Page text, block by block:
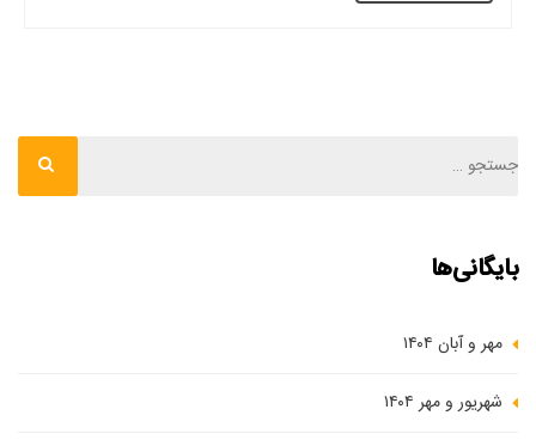
بایگانی‌ها
مهر و آبان ۱۴۰۴
شهریور و مهر ۱۴۰۴